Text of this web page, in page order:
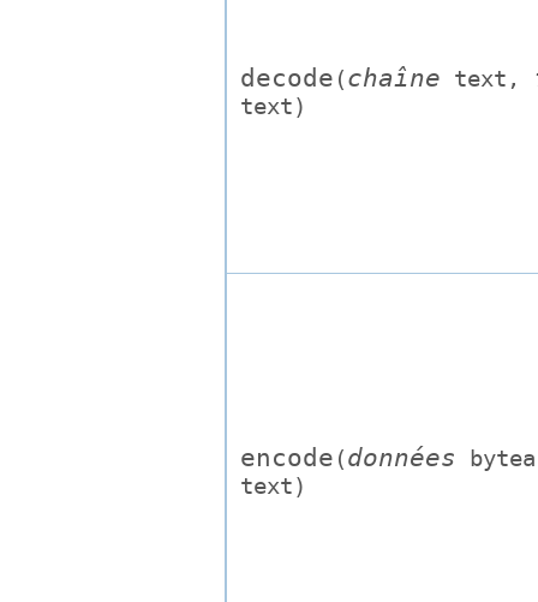
decode (chaîne text ,
text)
encode (données bytea
text)